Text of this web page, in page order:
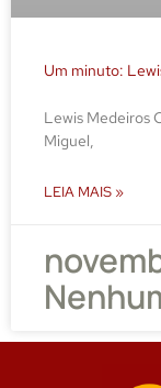
Um minuto:
Lewis Medeiros
Miguel,
LEIA MAIS »